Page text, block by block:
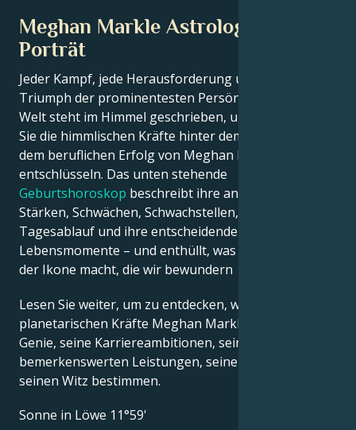
Meghan Markle Astrologisches
Porträt
Jeder Kampf, jede Herausforderung und jeder
Triumph der prominentesten Persönlichkeiten der
Welt steht im Himmel geschrieben, und jetzt können
Sie die himmlischen Kräfte hinter dem Charme und
dem beruflichen Erfolg von Meghan Markle
entschlüsseln. Das unten stehende
Geburtshoroskop beschreibt ihre angeborenen
Stärken, Schwächen, Schwachstellen, ihren
Tagesablauf und ihre entscheidenden
Lebensmomente – und enthüllt, was genau sie zu
der Ikone macht, die wir bewundern
Lesen Sie weiter, um zu entdecken, wie die
planetarischen Kräfte Meghan Markles kreatives
Genie, seine Karriereambitionen, seine
bemerkenswerten Leistungen, seine Weisheit und
seinen Witz bestimmen.
Sonne in Löwe 11°59'